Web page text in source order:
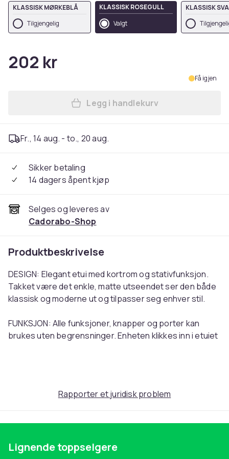
KLASSISK MØRKEBLÅ
Tilgjengelig
KLASSISK ROSEGULL
Valgt
KLASSISK
202 kr
Få igjen
Legg Deksel til LG X
Legg i handlekurv
Fr., 14 aug. - to., 20 aug.
Sikker betaling
14 dagers åpent kjøp
Selges og leveres av
Cadorabo-Shop
Produktbeskrivelse
DESIGN: Elegant etui med kortrom og stativfunksjon.
Takket være det enkle, matte utseendet ser den både
klassisk og moderne ut og tilpasser seg enhver stil.
FUNKSJON: Alle funksjoner, knapper og porter kan
brukes uten begrensninger. Enheten klikkes inn i etuiet
behandlingen av dette etuiet for å gjøre
mulig.
BESKYTTELSE: Både skjermen og baksiden av din
Rapporter et juridisk problem
Lignende toppselgere